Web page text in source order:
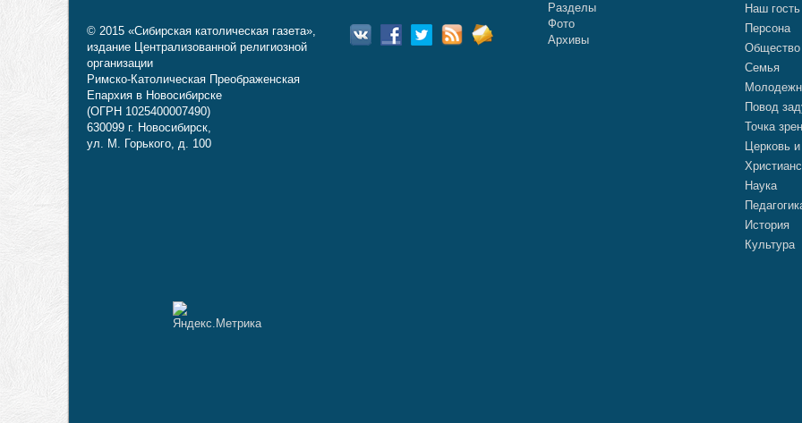
© 2015 «Сибирская католическая газета»,
издание Централизованной религиозной
организации
Римско-Католическая Преображенская
Епархия в Новосибирске
(ОГРН 1025400007490)
630099 г. Новосибирск,
ул. М. Горького, д. 100
Разделы
Фото
Архивы
Наш гость
Персона
Общество
Семья
Повод
Точка
Церковь
Наука
История
Культура